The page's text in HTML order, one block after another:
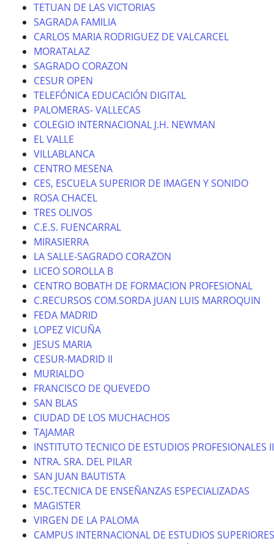
TETUAN DE LAS VICTORIAS
SAGRADA FAMILIA
CARLOS MARIA RODRIGUEZ DE VALCARCEL
MORATALAZ
SAGRADO CORAZON
CESUR OPEN
TELEFÓNICA EDUCACIÓN DIGITAL
PALOMERAS- VALLECAS
COLEGIO INTERNACIONAL J.H. NEWMAN
EL VALLE
VILLABLANCA
CENTRO MESENA
CES, ESCUELA SUPERIOR DE IMAGEN Y SONIDO
ROSA CHACEL
TRES OLIVOS
C.E.S. FUENCARRAL
MIRASIERRA
LA SALLE-SAGRADO CORAZON
LICEO SOROLLA B
CENTRO BOBATH DE FORMACION PROFESIONAL
C.RECURSOS COM.SORDA JUAN LUIS MARROQUIN
FEDA MADRID
LOPEZ VICUÑA
JESUS MARIA
CESUR-MADRID II
MURIALDO
FRANCISCO DE QUEVEDO
SAN BLAS
CIUDAD DE LOS MUCHACHOS
TAJAMAR
INSTITUTO TECNICO DE ESTUDIOS PROFESIONALES II
NTRA. SRA. DEL PILAR
SAN JUAN BAUTISTA
ESC.TECNICA DE ENSEÑANZAS ESPECIALIZADAS
MAGISTER
VIRGEN DE LA PALOMA
CAMPUS INTERNACIONAL DE ESTUDIOS SUPERIORES